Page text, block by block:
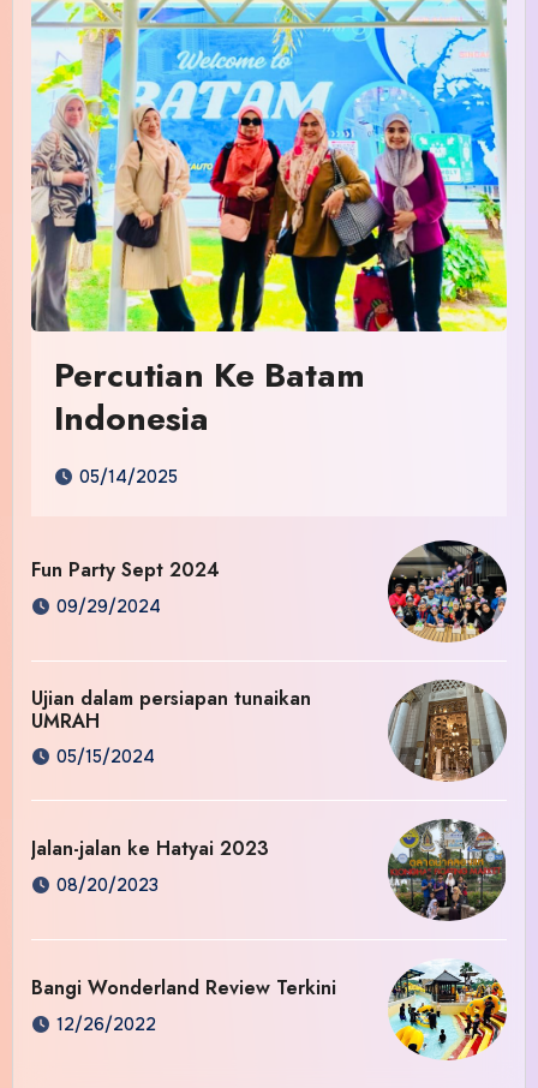
Percutian Ke Batam
Indonesia
05/14/2025
Fun Party Sept 2024
09/29/2024
Ujian dalam persiapan tunaikan
UMRAH
05/15/2024
Jalan-jalan ke Hatyai 2023
08/20/2023
Bangi Wonderland Review Terkini
12/26/2022